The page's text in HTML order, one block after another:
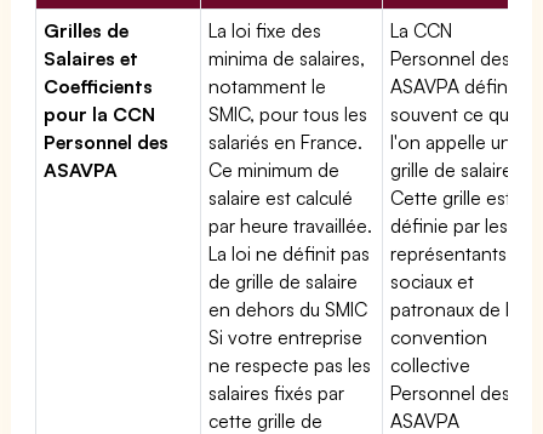
Grilles de
Salaires et
Coefficients
pour la CCN
Personnel des
ASAVPA
La loi fixe des
minima de salaires,
notamment le
SMIC, pour tous les
salariés en France.
Ce minimum de
salaire est calculé
par heure travaillée.
La loi ne définit pas
de grille de salaire
en dehors du SMIC
Si votre entreprise
ne respecte pas les
salaires fixés par
cette grille de
La CCN
Personnel des
ASAVPA définit
souvent ce que
l'on appelle une
grille de salaires.
Cette grille est
définie par les
représentants
sociaux et
patronaux de la
convention
collective
Personnel des
ASAVPA